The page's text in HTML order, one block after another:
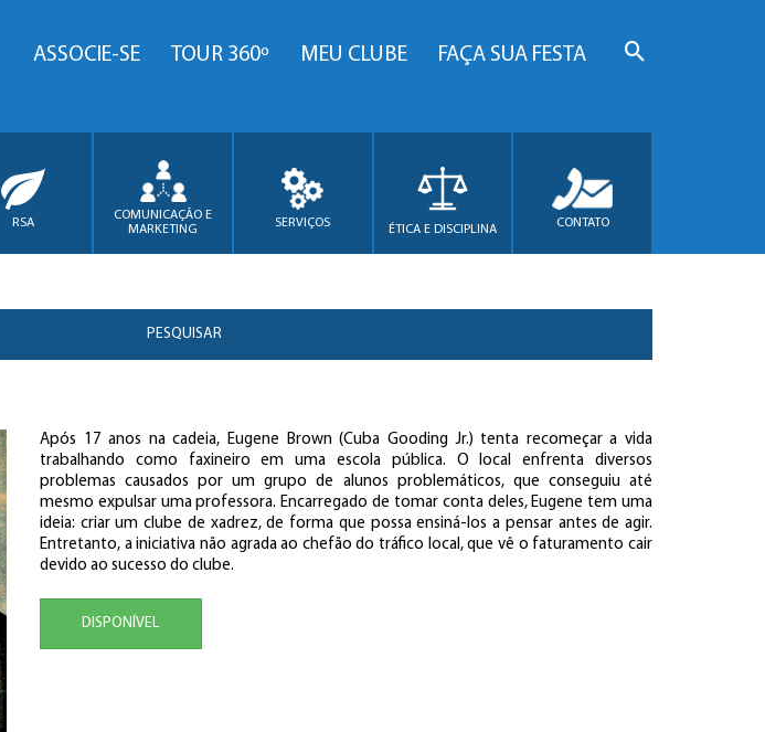
ASSOCIE-SE TOUR 360º MEU CLUBE FAÇA SUA FESTA
RSA
COMUNICAÇÃO E
MARKETING
SERVIÇOS ÉTICA E DISCIPLINA CONTATO
PESQUISAR
Após 17 anos na cadeia, Eugene Brown (Cuba Gooding Jr.) tenta recomeçar a vida
trabalhando como faxineiro em uma escola pública. O local enfrenta diversos
problemas causados por um grupo de alunos problemáticos, que conseguiu até
mesmo expulsar uma professora. Encarregado de tomar conta deles, Eugene tem uma
ideia: criar um clube de xadrez, de forma que possa ensiná-los a pensar antes de agir.
Entretanto, a iniciativa não agrada ao chefão do tráfico local, que vê o faturamento cair
devido ao sucesso do clube.
DISPONÍVEL